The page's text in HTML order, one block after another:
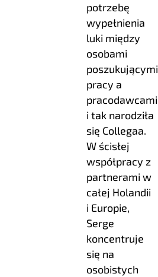
potrzebę
wypełnienia
luki między
osobami
poszukującymi
pracy a
pracodawcami
i tak narodziła
się Collegaa.
W ścisłej
współpracy z
partnerami w
całej Holandii
i Europie,
Serge
koncentruje
się na
osobistych